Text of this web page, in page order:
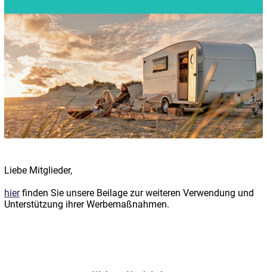
Liebe Mitglieder,
hierfinden Sie unsere Beilage zur weiteren Verwendung und
Unterstützung ihrer Werbemaßnahmen.